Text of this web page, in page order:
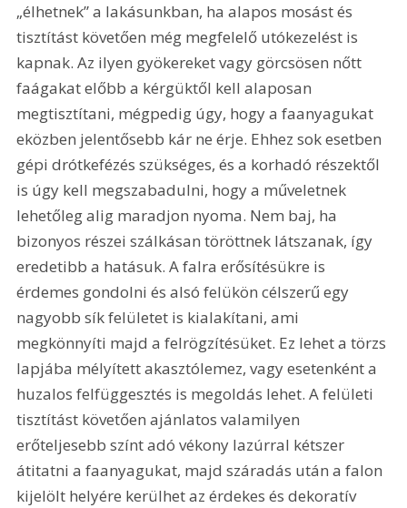
„élhetnek” a lakásunkban, ha alapos mosást és
tisztítást követően még megfelelő utókezelést is
kapnak. Az ilyen gyökereket vagy görcsösen nőtt
faágakat előbb a kérgüktől kell alaposan
megtisztítani, mégpedig úgy, hogy a faanyagukat
eközben jelentősebb kár ne érje. Ehhez sok esetben
gépi drótkefézés szükséges, és a korhadó részektől
is úgy kell megszabadulni, hogy a műveletnek
lehetőleg alig maradjon nyoma. Nem baj, ha
bizonyos részei szálkásan töröttnek látszanak, így
eredetibb a hatásuk. A falra erősítésükre is
érdemes gondolni és alsó felükön célszerű egy
nagyobb sík felületet is kialakítani, ami
megkönnyíti majd a felrögzítésüket. Ez lehet a törzs
lapjába mélyített akasztólemez, vagy esetenként a
huzalos felfüggesztés is megoldás lehet. A felületi
tisztítást követően ajánlatos valamilyen
erőteljesebb színt adó vékony lazúrral kétszer
átitatni a faanyagukat, majd száradás után a falon
kijelölt helyére kerülhet az érdekes és dekoratív